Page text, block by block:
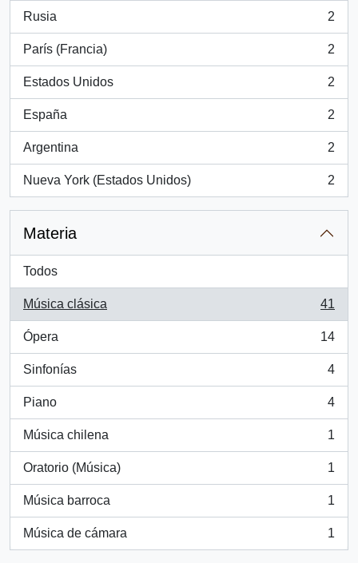
Rusia
, 2 resultados
2
París (Francia)
, 2 resultados
2
Estados Unidos
, 2 resultados
2
España
, 2 resultados
2
Argentina
, 2 resultados
2
Nueva York (Estados Unidos)
, 2 resultados
2
Materia
Todos
Música clásica
, 41 resultados
41
Ópera
, 14 resultados
14
Sinfonías
, 4 resultados
4
Piano
, 4 resultados
4
Música chilena
, 1 resultados
1
Oratorio (Música)
, 1 resultados
1
Música barroca
, 1 resultados
1
Música de cámara
, 1 resultados
1